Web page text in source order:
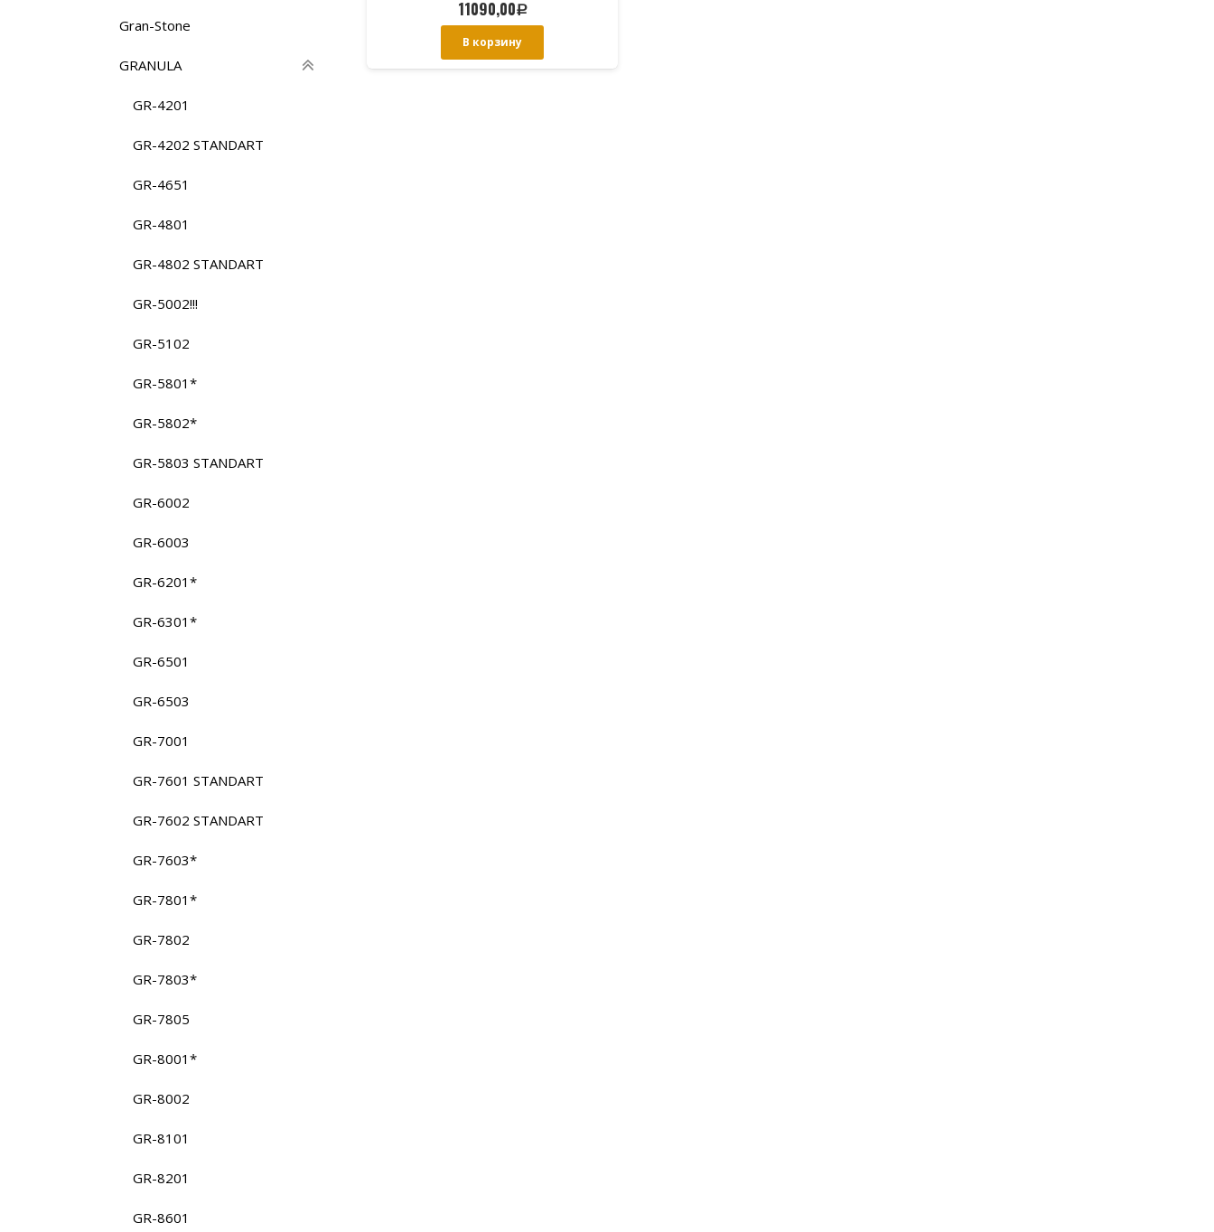
Gran-Stone
GRANULA
GR-4201
GR-4202 STANDART
GR-4651
GR-4801
GR-4802 STANDART
GR-5002!!!
GR-5102
GR-5801*
GR-5802*
GR-5803 STANDART
GR-6002
GR-6003
GR-6201*
GR-6301*
GR-6501
GR-6503
GR-7001
GR-7601 STANDART
GR-7602 STANDART
GR-7603*
GR-7801*
GR-7802
GR-7803*
GR-7805
GR-8001*
GR-8002
GR-8101
GR-8201
GR-8601
11090,00Р
В корзину